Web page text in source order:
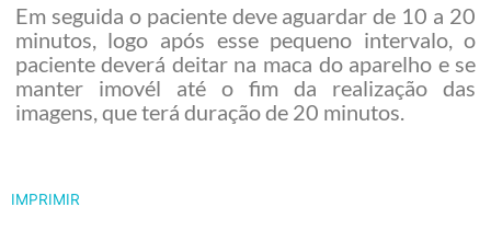
Em seguida o paciente deve aguardar de 10 a 20
minutos, logo após esse pequeno intervalo, o
paciente deverá deitar na maca do aparelho e se
manter imovél até o fim da realização das
imagens, que terá duração de 20 minutos.
IMPRIMIR